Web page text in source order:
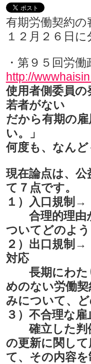
有期労働契約
１２月２６日
・第９５回労
http://
使用者側委員
若者がない
だから有期の
い。」
何度も、なん
現在論点は、
て７点です。
１）入口規制
合理的理由が
ついてどのよ
２）出口規制
対応
長期にわたり
めのない労働
みについて、
３）不合理な
確立した判例
の更新に関し
て、その内容